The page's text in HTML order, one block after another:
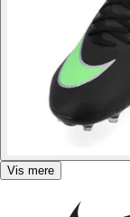
Vis mere